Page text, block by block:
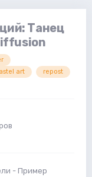
Танец
art
repost
- Пример